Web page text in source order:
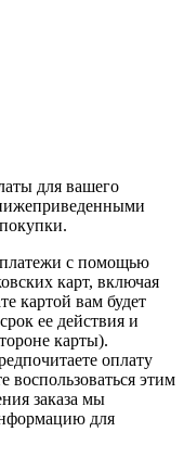
для вашего
с помощью
карт, включая
картой вам будет
ее действия и
карты).
оплату
этим
заказа мы
для